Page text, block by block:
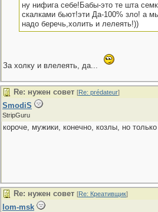
ну нифига себе!Бабы-это те шта
скалками бьют!эти Да-100% зло! а
надо беречь,холить и лелеять!))
За холку и влелеять, да...
Re: нужен совет [Re: prédateur]
SmodiS
StripGuru
короче, мужики, конечно, козлы, но
Re: нужен совет [Re: Креативщик]
lom-msk